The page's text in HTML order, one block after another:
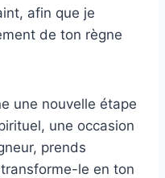
afin que je
de ton règne
une nouvelle étape
une occasion
prends
le en ton